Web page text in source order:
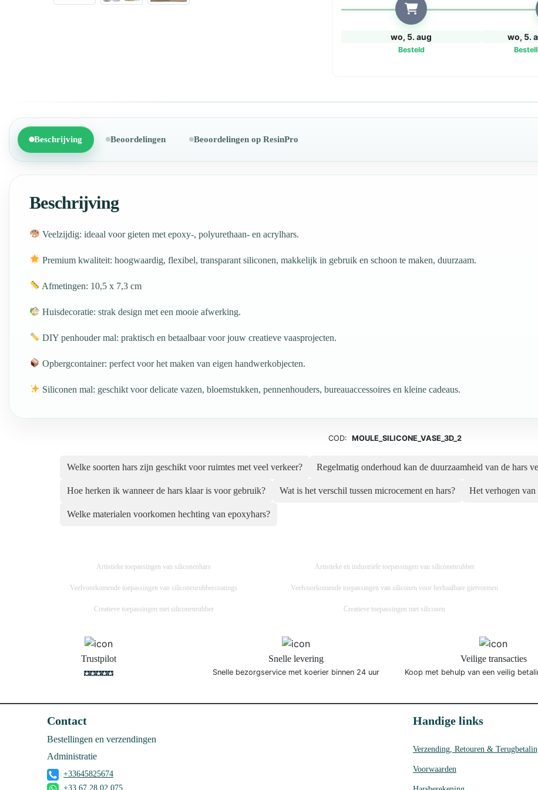
wo, 5. aug
Besteld
wo, 5.
Beschrijving Beoordelingen Beoordelingen op ResinPro
Beschrijving
Veelzijdig: ideaal voor gieten met epoxy-, polyurethaan- en acrylhars.
Premium kwaliteit: hoogwaardig, flexibel, transparant siliconen, makkelijk in gebruik en schoon te maken, duurzaam.
Afmetingen: 10,5 x 7,3 cm
Huisdecoratie: strak design met een mooie afwerking.
DIY penhouder mal: praktisch en betaalbaar voor jouw creatieve vaasprojecten.
Opbergcontainer: perfect voor het maken van eigen handwerkobjecten.
Siliconen mal: geschikt voor delicate vazen, bloemstukken, pennenhouders, bureauaccessoires en kleine cadeaus.
COD: MOULE_SILICONE_VASE_3D_2
Welke soorten hars zijn geschikt voor ruimtes met veel verkeer? Regelmatig onderhoud kan de duurzaamheid van de hars
Hoe herken ik wanneer de hars klaar is voor gebruik? Wat is het verschil tussen microcement en hars? Het verhogen van
Welke materialen voorkomen hechting van epoxyhars?
Artistieke toepassingen van siliconenhars Artistieke en industriële toepassingen van siliconenrubber
Veelvoorkomende toepassingen van siliconenrubbercoatings Veelvoorkomende toepassingen van siliconen voor herhaalbare gietvormen
Creatieve toepassingen met siliconenrubber Creatieve toepassingen met siliconen
Trustpilot Snelle levering
Snelle bezorgservice met koerier binnen 24 uur
Veilige transacties
Koop met behulp van een veilig
Contact
Bestellingen en verzendingen
Administratie
+33645825674
+33 67 28 02 075
Handige links
Verzending, Retouren &
Voorwaarden